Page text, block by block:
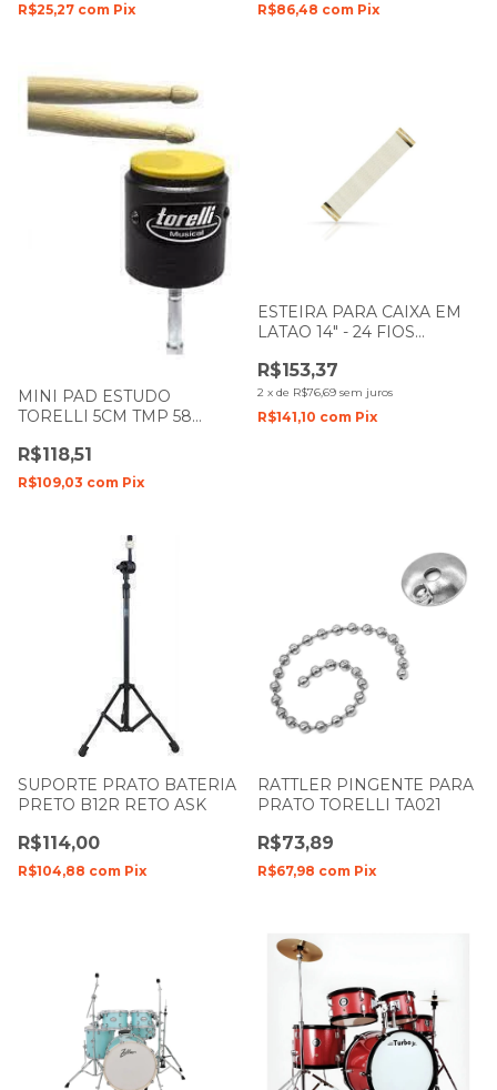
R$25,27 com Pix R$86,48 com Pix
MINI PAD ESTUDO
TORELLI 5CM TMP 58
R$118,51
R$109,03 com Pix
ESTEIRA PARA CAIXA EM
LATAO 14" - 24 FIOS
R$153,37
2 x de R$76,69 sem juros
R$141,10 com Pix
SUPORTE PRATO BATERIA
PRETO B12R RETO ASK
R$114,00
R$104,88 com Pix
RATTLER PINGENTE PARA
PRATO TORELLI TA021
R$73,89
R$67,98 com Pix